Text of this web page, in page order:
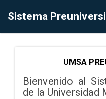
Sistema
UMSA
Bienvenido al
de la Universidad